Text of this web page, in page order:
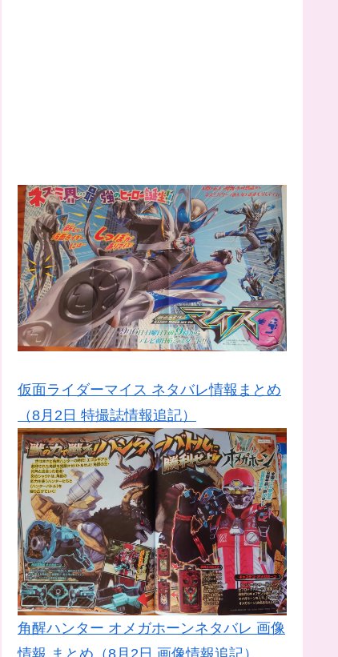
仮面ライダーマイス ネタバレ情報まとめ
（8月2日 特撮誌情報追記）
角醒ハンター オメガホーンネタバレ 画像